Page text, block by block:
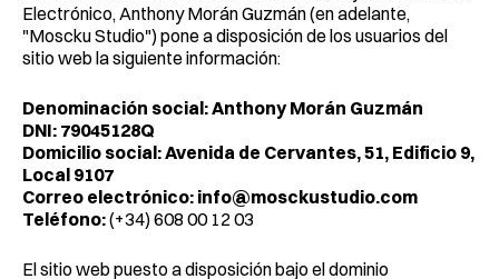
Electrónico, Anthony Morán Guzmán (en adelante,
"Moscku Studio") pone a disposición de los usuarios del
sitio web la siguiente información:
Denominación social:Anthony Morán Guzmán
DNI: 79045128Q
Domicilio social:Avenida de Cervantes, 51, Edificio 9,
Local 9107
Correo electrónico: info@mosckustudio.com
Teléfono: (+34) 608 00 12 03